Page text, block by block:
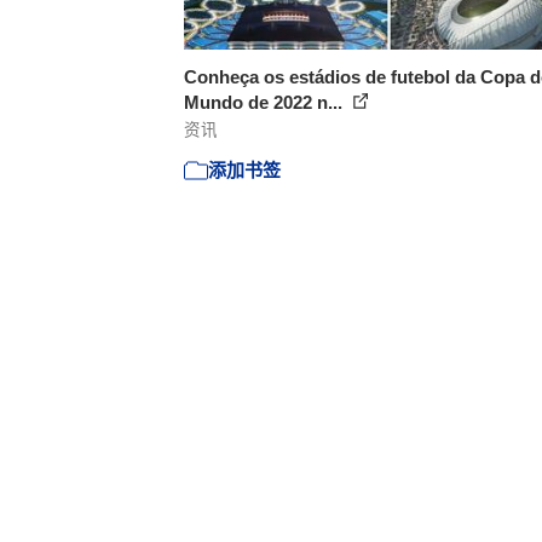
Conheça os estádios de futebol da Copa
Mundo de 2022 n...
资讯
添加书签